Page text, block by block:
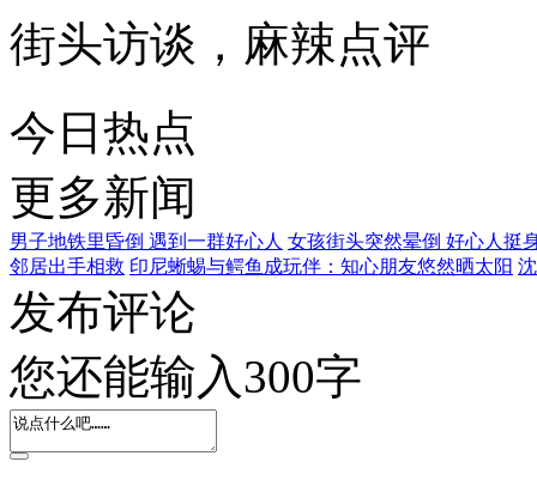
街头访谈，麻辣点评
今日热点
更多新闻
男子地铁里昏倒 遇到一群好心人 女孩街头突然晕倒 好心人挺
邻居出手相救 印尼蜥蜴与鳄鱼成玩伴：知心朋友悠然晒太阳
发布评论
您还能输入300字